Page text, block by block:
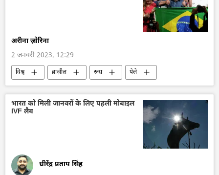
अरीना ज़ोरिना
2 जनवरी 2023, 12:29
विश्व ब्राज़ील रूस
पेले
लूला दा सिल्वा
ब्रिक्स
भारत को मिली जानवरों के लिए पहली मोबाइल
IVF लैब
धीरेंद्र प्रताप सिंह